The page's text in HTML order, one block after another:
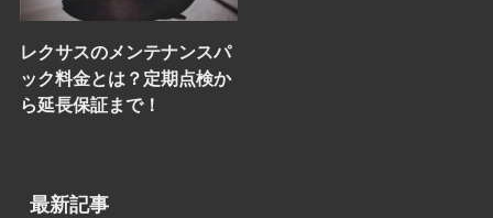
レクサスのメンテナンスパ
ック料金とは？定期点検か
ら延長保証まで！
最新記事